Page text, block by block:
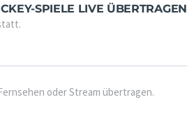
SPIELE LIVE ÜBERTRAGEN
oder Stream übertragen.